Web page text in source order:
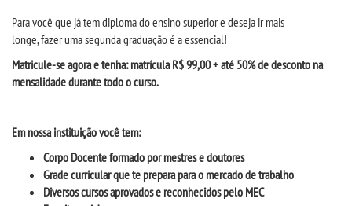
BIBLIOTECA
FIES
Paravocê que já tem diploma do ensino superiore deseja ir mais
longe,fazeruma segunda graduação é aessencial!
Matricule-se agora e tenha: matrícula R$ 99,00 + até 50% de desconto na
mensalidade durante todo o curso.
Em nossa instituição você tem:
Corpo Docente formado por mestres e doutores
Grade curricular que te preparapara o mercado de trabalho
Diversos cursos aprovados e reconhecidos pelo MEC